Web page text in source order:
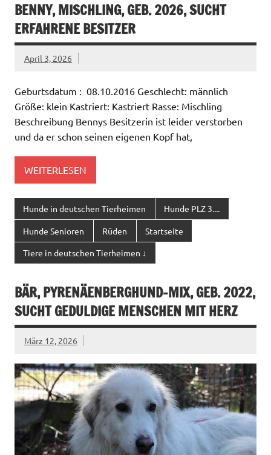
BENNY, MISCHLING, GEB. 2026, SUCHT
ERFAHRENE BESITZER
April 3, 2026
Geburtsdatum : 08.10.2016 Geschlecht: männlich
Größe: klein Kastriert: Kastriert Rasse: Mischling
Beschreibung Bennys Besitzerin ist leider verstorben
und da er schon seinen eigenen Kopf hat,
WEITERLESEN
Hunde in deutschen Tierheimen Hunde PLZ 3....
Hunde Senioren Rüden Startseite
Tiere in deutschen Tierheimen ↓
BÄR, PYRENÄENBERGHUND-MIX, GEB. 2022,
SUCHT GEDULDIGE MENSCHEN MIT HERZ
März 12, 2026